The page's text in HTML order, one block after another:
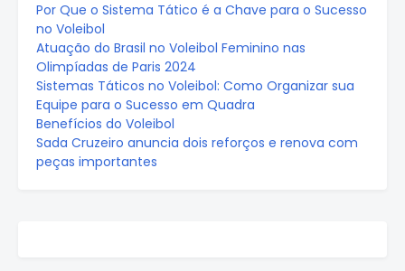
Por Que o Sistema Tático é a Chave para o Sucesso
no Voleibol
Atuação do Brasil no Voleibol Feminino nas
Olimpíadas de Paris 2024
Sistemas Táticos no Voleibol: Como Organizar sua
Equipe para o Sucesso em Quadra
Benefícios do Voleibol
Sada Cruzeiro anuncia dois reforços e renova com
peças importantes